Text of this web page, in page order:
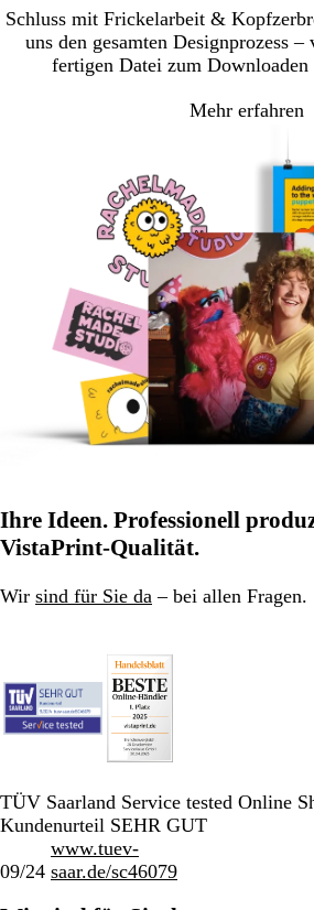
Schluss mit Frickelarbeit &
uns den gesamten Designprozess
fertigen Datei zum
Mehr erfahren
Ihre Ideen. Professionell
VistaPrint-Qualität.
Wir sind für Sie da – bei allen Fragen.
TÜV Saarland Service tested Online
Kundenurteil SEHR GUT
09/24
www.tuev-
saar.de/sc46079